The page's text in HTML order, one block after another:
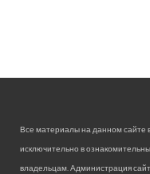
Все материалы на данном сайте
исключительно в
владельцам. Администрация